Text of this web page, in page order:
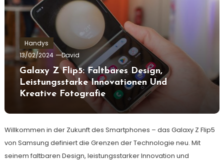
Handys
13/02/2024
David
Galaxy Z Flip5: Faltbares Design,
Leistungsstarke Innovationen Und
Kreative Fotografie
Willkommen in der Zukunft des Smartphones – das Galaxy Z Flip5
von Samsung definiert die Grenzen der Technologie neu. Mit
seinem faltbaren Design, leistungsstarker Innovation und